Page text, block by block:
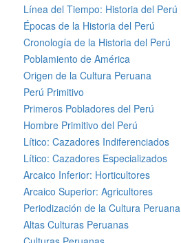
Línea del Tiempo: Historia del Perú
Épocas de la Historia del Perú
Cronología de la Historia del Perú
Poblamiento de América
Origen de la Cultura Peruana
Perú Primitivo
Primeros Pobladores del Perú
Hombre Primitivo del Perú
Lítico: Cazadores Indiferenciados
Lítico: Cazadores Especializados
Arcaico Inferior: Horticultores
Arcaico Superior: Agricultores
Periodización de la Cultura Peruana
Altas Culturas Peruanas